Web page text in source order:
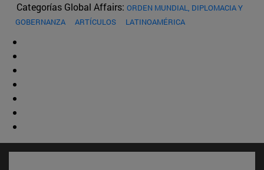
Categorías Global Affairs: ORDEN MUNDIAL, DIPLOMACIA Y
GOBERNANZA
ARTÍCULOS LATINOAMÉRICA